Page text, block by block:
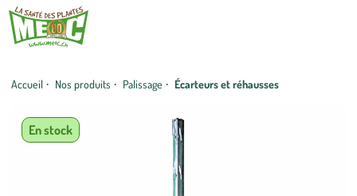
Accueil · Nos produits · Palissage · Écarteurs et réhausses
En stock